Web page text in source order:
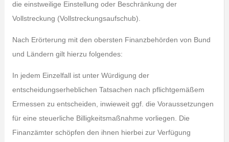
die einstweilige Einstellung oder Beschränkung der
Vollstreckung (Vollstreckungsaufschub).
Nach Erörterung mit den obersten Finanzbehörden von Bund
und Ländern gilt hierzu folgendes:
In jedem Einzelfall ist unter Würdigung der
entscheidungserheblichen Tatsachen nach pflichtgemäßem
Ermessen zu entscheiden, inwieweit ggf. die Voraussetzungen
für eine steuerliche Billigkeitsmaßnahme vorliegen. Die
Finanzämter schöpfen den ihnen hierbei zur Verfügung